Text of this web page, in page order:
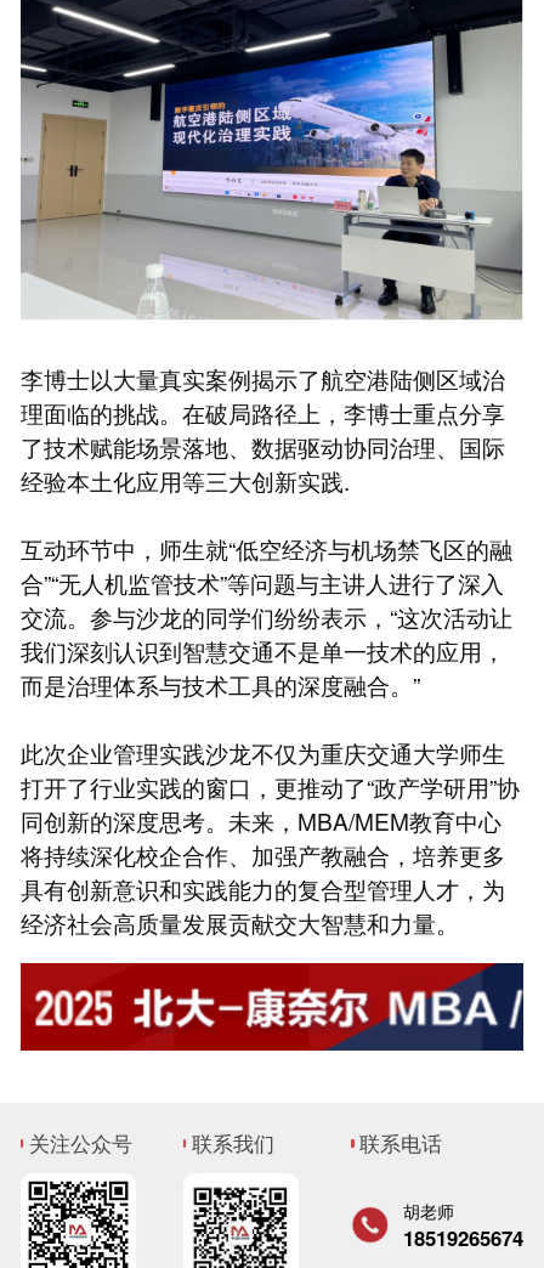
李博士以大量真实案例揭示了航空港陆侧区域治
理面临的挑战。在破局路径上，李博士重点分享
了技术赋能场景落地、数据驱动协同治理、国际
经验本土化应用等三大创新实践.
互动环节中，师生就“低空经济与机场禁飞区的融
合”“无人机监管技术”等问题与主讲人进行了深入
交流。参与沙龙的同学们纷纷表示，“这次活动让
我们深刻认识到智慧交通不是单一技术的应用，
而是治理体系与技术工具的深度融合。”
此次企业管理实践沙龙不仅为重庆交通大学师生
打开了行业实践的窗口，更推动了“政产学研用”协
同创新的深度思考。未来，MBA/MEM教育中心
将持续深化校企合作、加强产教融合，培养更多
具有创新意识和实践能力的复合型管理人才，为
经济社会高质量发展贡献交大智慧和力量。
关注公众号 联系我们 联系电话
胡老师
18519265674